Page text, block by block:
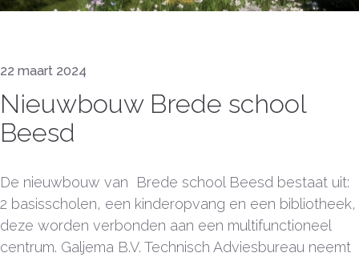
22 maart 2024
Nieuwbouw Brede school
Beesd
De nieuwbouw van Brede school Beesd bestaat uit:
2 basisscholen, een kinderopvang en een bibliotheek,
deze worden verbonden aan een multifunctioneel
centrum. Galjema B.V. Technisch Adviesbureau neemt